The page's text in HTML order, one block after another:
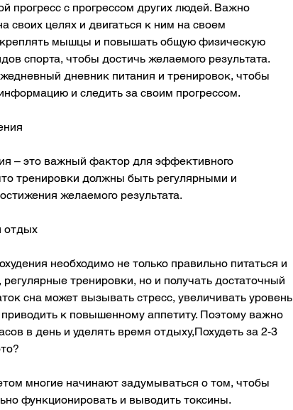
прогресс с прогрессом других людей. Важно
своих целях и двигаться к ним на своем
мышцы и повышать общую физическую
спорта, чтобы достичь желаемого результата.
дневник питания и тренировок, чтобы
и следить за своим прогрессом.
– это важный фактор для эффективного
тренировки должны быть регулярными и
желаемого результата.
отдых
необходимо не только правильно питаться и
тренировки, но и получать достаточный
сна может вызывать стресс, увеличивать уровень
приводить к повышенному аппетиту. Поэтому важно
в день и уделять время отдыху,Похудеть за 2-3
многие начинают задумываться о том, чтобы
функционировать и выводить токсины.